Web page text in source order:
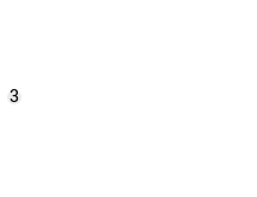
3